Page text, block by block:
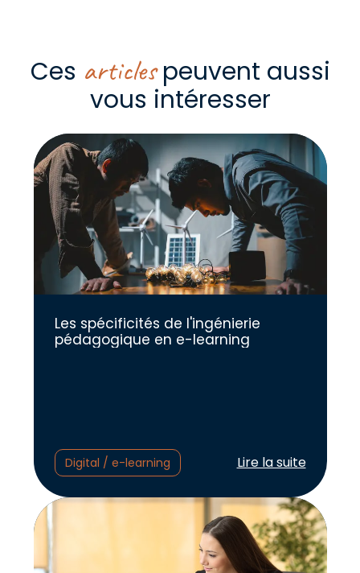
Ces articlespeuvent aussi
vous intéresser
Les spécificités de l'ingénierie
pédagogique en e-learning
Digital / e-learning Lire l'article :
Lire la suite